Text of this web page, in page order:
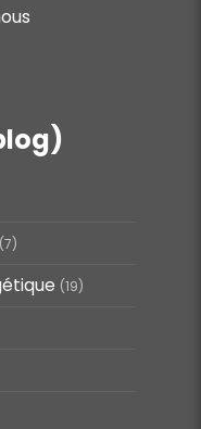
(7)
(19)